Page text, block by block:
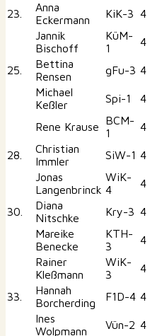
23.
Anna
Eckermann
KiK-3 4
Jannik
Bischoff
KüM-
1
4
25.
Bettina
Rensen
gFu-3 4
Michael
Keßler
Spi-1 4
Rene Krause
BCM-
1
4
28.
Christian
Immler
SiW-1 4
Jonas
Langenbrinck
WiK-
4
4
30.
Diana
Nitschke
Kry-3 4
Mareike
Benecke
KTH-
3
4
Rainer
Kleßmann
WiK-
3
4
33.
Hannah
Borcherding
F1D-4 4
Ines
Wolpmann
Vün-2 4